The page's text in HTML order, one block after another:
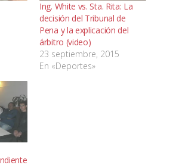
Ing. White vs. Sta. Rita: La
decisión del Tribunal de
Pena y la explicación del
árbitro (video)
23 septiembre, 2015
En «Deportes»